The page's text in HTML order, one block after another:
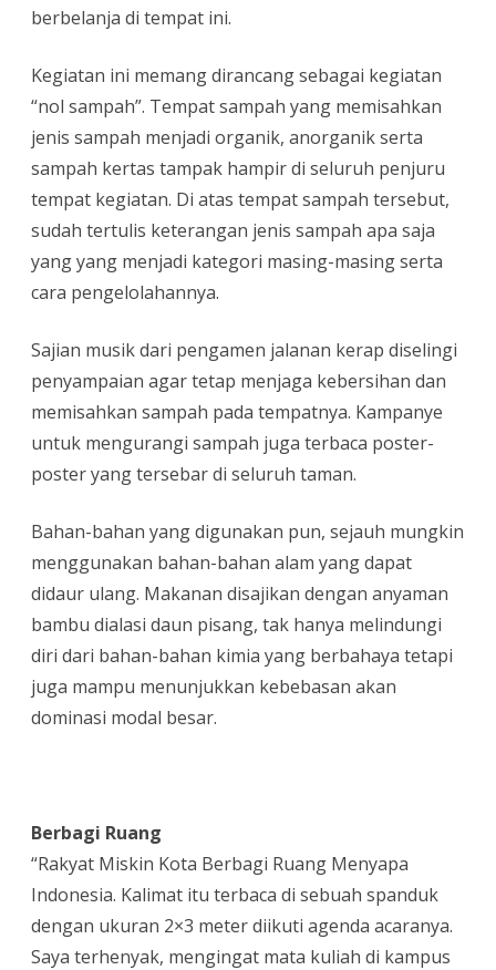
berbelanja di tempat ini.
Kegiatan ini memang dirancang sebagai kegiatan
“nol sampah”. Tempat sampah yang memisahkan
jenis sampah menjadi organik, anorganik serta
sampah kertas tampak hampir di seluruh penjuru
tempat kegiatan. Di atas tempat sampah tersebut,
sudah tertulis keterangan jenis sampah apa saja
yang yang menjadi kategori masing-masing serta
cara pengelolahannya.
Sajian musik dari pengamen jalanan kerap diselingi
penyampaian agar tetap menjaga kebersihan dan
memisahkan sampah pada tempatnya. Kampanye
untuk mengurangi sampah juga terbaca poster-
poster yang tersebar di seluruh taman.
Bahan-bahan yang digunakan pun, sejauh mungkin
menggunakan bahan-bahan alam yang dapat
didaur ulang. Makanan disajikan dengan anyaman
bambu dialasi daun pisang, tak hanya melindungi
diri dari bahan-bahan kimia yang berbahaya tetapi
juga mampu menunjukkan kebebasan akan
dominasi modal besar.
Berbagi Ruang
“Rakyat Miskin Kota Berbagi Ruang Menyapa
Indonesia. Kalimat itu terbaca di sebuah spanduk
dengan ukuran 2×3 meter diikuti agenda acaranya.
Saya terhenyak, mengingat mata kuliah di kampus